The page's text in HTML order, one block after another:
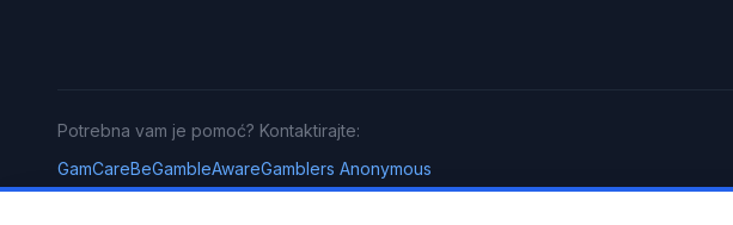
Potrebna vam je pomoć? Kontaktirajte:
GamCareBeGambleAwareGamblers Anonymous